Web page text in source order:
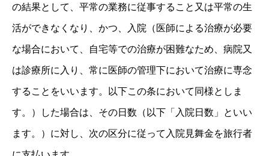
の結果として、平常の業務に従事すること又は平常の生
活ができなくなり、かつ、入院（医師による治療が必要
な場合において、自宅等での治療が困難なため、病院又
は診療所に入り、常に医師の管理下において治療に専念
することをいいます。以下この条において同様としま
す。）した場合は、その日数（以下「入院日数」といい
ます。）に対し、次の区分に従って入院見舞金を旅行者